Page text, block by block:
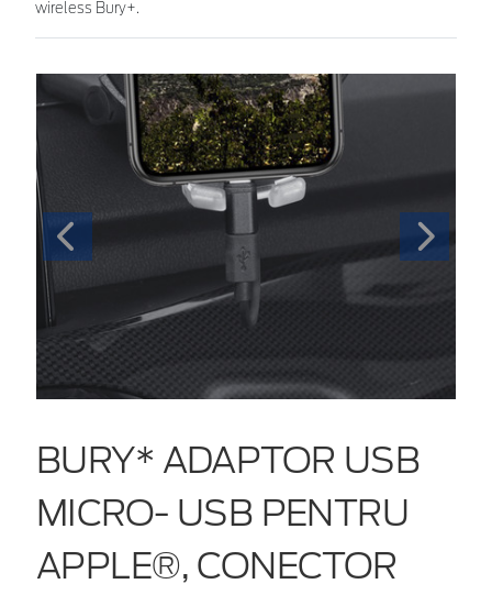
wireless Bury+.
BURY* ADAPTOR USB
MICRO- USB PENTRU
APPLE®, CONECTOR